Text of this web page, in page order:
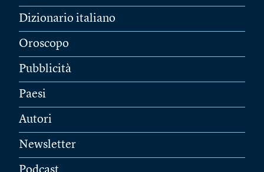
Dizionario italiano
Oroscopo
Pubblicità
Paesi
Autori
Newsletter